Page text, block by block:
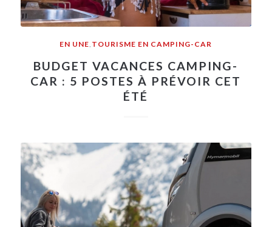
EN UNE TOURISME EN CAMPING-CAR
BUDGET VACANCES CAMPING-
CAR : 5 POSTES À PRÉVOIR CET
ÉTÉ